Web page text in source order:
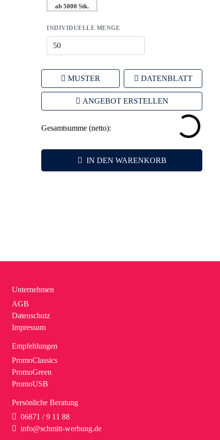
ab 5000 Stk.
INDIVIDUELLE MENGE
MUSTER DATENBLATT
ANGEBOT ERSTELLEN
Gesamtsumme (netto):
IN DEN WARENKORB
Unternehmen
AGB
Datenschutz
Impressum
Empfehlungen
PromoClassics
PromoGreen
PromoUSB
Persönliche Beratung
06871 / 9 11 88
info@schmitt-werbung.de